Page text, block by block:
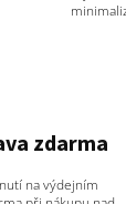
zdarma
na výdejním